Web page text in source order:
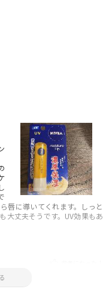
唇に導いてくれます。しっと
大丈夫そうです。UV効果もあ